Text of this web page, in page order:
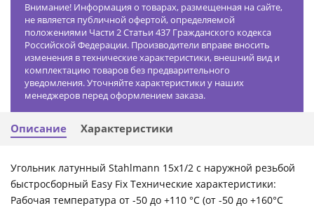
Внимание! Информация о товарах, размещенная на сайте,
не является публичной офертой, определяемой
положениями Части 2 Статьи 437 Гражданского кодекса
Российской Федерации. Производители вправе вносить
изменения в технические характеристики, внешний вид и
комплектацию товаров без предварительного
уведомления. Уточняйте характеристики у наших
менеджеров перед оформлением заказа.
Описание Характеристики
Угольник латунный Stahlmann 15x1/2 с наружной резьбой
быстросборный Easy Fix Технические характеристики:
Рабочая температура от -50 до +110 °С (от -50 до +160°С